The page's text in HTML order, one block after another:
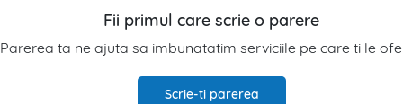
Fii primul care scrie o parere
Parerea ta ne ajuta sa imbunatatim serviciile pe care ti le
Scrie-ti parerea